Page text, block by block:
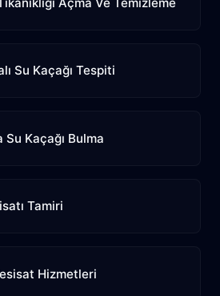
Su Kaçağı Tespiti
Su Kaçağı Bulma
Tamiri
Hizmetleri